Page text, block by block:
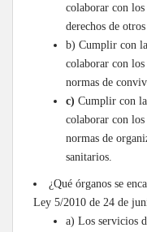
colaborar con
derechos de otros
b) Cumplir con
colaborar con los
normas de
c) Cumplir con
colaborar con los
normas de
sanitarios.
¿Qué órganos se
Ley 5/2010 de 24 de
a) Los servicios